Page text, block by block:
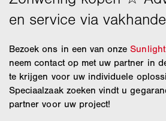
Bezoek ons in een van onze
neem contact op met uw partner in
te krijgen voor uw individuele
Speciaalzaak zoeken vindt u
partner voor uw project!